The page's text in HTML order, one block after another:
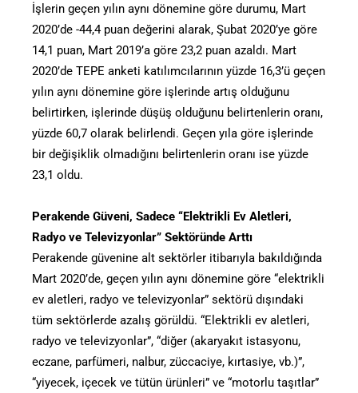
İşlerin geçen yılın aynı dönemine göre durumu, Mart
2020’de -44,4 puan değerini alarak, Şubat 2020’ye göre
14,1 puan, Mart 2019’a göre 23,2 puan azaldı. Mart
2020’de TEPE anketi katılımcılarının yüzde 16,3’ü geçen
yılın aynı dönemine göre işlerinde artış olduğunu
belirtirken, işlerinde düşüş olduğunu belirtenlerin oranı,
yüzde 60,7 olarak belirlendi. Geçen yıla göre işlerinde
bir değişiklik olmadığını belirtenlerin oranı ise yüzde
23,1 oldu.
Perakende Güveni, Sadece “Elektrikli Ev Aletleri,
Radyo ve Televizyonlar” Sektöründe Arttı
Perakende güvenine alt sektörler itibarıyla bakıldığında
Mart 2020’de, geçen yılın aynı dönemine göre “elektrikli
ev aletleri, radyo ve televizyonlar” sektörü dışındaki
tüm sektörlerde azalış görüldü. “Elektrikli ev aletleri,
radyo ve televizyonlar”, “diğer (akaryakıt istasyonu,
eczane, parfümeri, nalbur, züccaciye, kırtasiye, vb.)”,
“yiyecek, içecek ve tütün ürünleri” ve “motorlu taşıtlar”